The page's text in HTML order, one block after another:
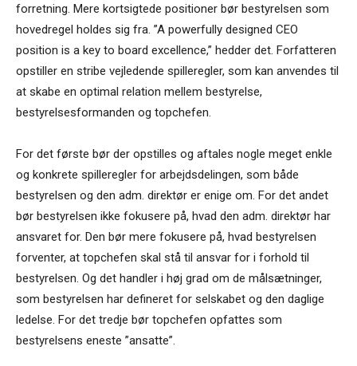
forretning. Mere kortsigtede positioner bør bestyrelsen som
hovedregel holdes sig fra. ”A powerfully designed CEO
position is a key to board excellence,” hedder det. Forfatteren
opstiller en stribe vejledende spilleregler, som kan anvendes til
at skabe en optimal relation mellem bestyrelse,
bestyrelsesformanden og topchefen.
For det første bør der opstilles og aftales nogle meget enkle
og konkrete spilleregler for arbejdsdelingen, som både
bestyrelsen og den adm. direktør er enige om. For det andet
bør bestyrelsen ikke fokusere på, hvad den adm. direktør har
ansvaret for. Den bør mere fokusere på, hvad bestyrelsen
forventer, at topchefen skal stå til ansvar for i forhold til
bestyrelsen. Og det handler i høj grad om de målsætninger,
som bestyrelsen har defineret for selskabet og den daglige
ledelse. For det tredje bør topchefen opfattes som
bestyrelsens eneste ”ansatte”.